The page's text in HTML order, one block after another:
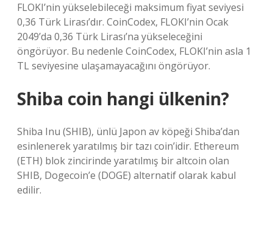
FLOKI’nin yükselebileceği maksimum fiyat seviyesi
0,36 Türk Lirası’dır. CoinCodex, FLOKI’nin Ocak
2049’da 0,36 Türk Lirası’na yükseleceğini
öngörüyor. Bu nedenle CoinCodex, FLOKI’nin asla 1
TL seviyesine ulaşamayacağını öngörüyor.
Shiba coin hangi ülkenin?
Shiba Inu (SHIB), ünlü Japon av köpeği Shiba’dan
esinlenerek yaratılmış bir tazı coin’idir. Ethereum
(ETH) blok zincirinde yaratılmış bir altcoin olan
SHIB, Dogecoin’e (DOGE) alternatif olarak kabul
edilir.